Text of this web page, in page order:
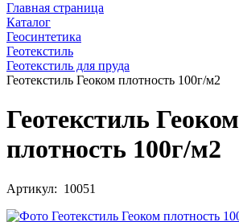
Главная страница
Каталог
Геосинтетика
Геотекстиль
Геотекстиль для пруда
Геотекстиль Геоком плотность 100г/м2
Геотекстиль Геоком
плотность 100г/м2
Артикул: 10051